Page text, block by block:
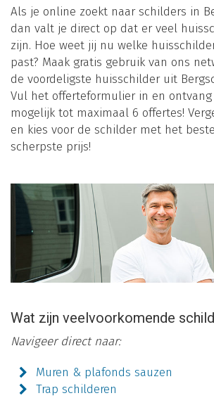
Als je online zoekt naar schilders in
dan valt je direct op dat er veel
zijn. Hoe weet jij nu welke
past? Maak gratis gebruik van ons
de voordeligste huisschilder uit
Vul het offerteformulier in en ontvang
mogelijk tot maximaal 6 offertes!
en kies voor de schilder met het
scherpste prijs!
Wat zijn veelvoorkomende
Navigeer direct naar:
Muren & plafonds sauzen
Trap schilderen